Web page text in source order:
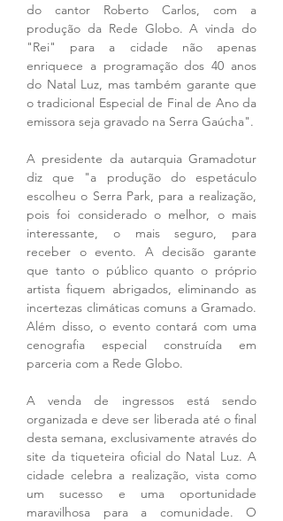
do cantor Roberto Carlos, com a
produção da Rede Globo. A vinda do
"Rei" para a cidade não apenas
enriquece a programação dos 40 anos
do Natal Luz, mas também garante que
o tradicional Especial de Final de Ano da
emissora seja gravado na Serra Gaúcha".
A presidente da autarquia Gramadotur
diz que "a produção do espetáculo
escolheu o Serra Park, para a realização,
pois foi considerado o melhor, o mais
interessante, o mais seguro, para
receber o evento. A decisão garante
que tanto o público quanto o próprio
artista fiquem abrigados, eliminando as
incertezas climáticas comuns a Gramado.
Além disso, o evento contará com uma
cenografia especial construída em
parceria com a Rede Globo.
A venda de ingressos está sendo
organizada e deve ser liberada até o final
desta semana, exclusivamente através do
site da tiqueteira oficial do Natal Luz. A
cidade celebra a realização, vista como
um sucesso e uma oportunidade
maravilhosa para a comunidade. O